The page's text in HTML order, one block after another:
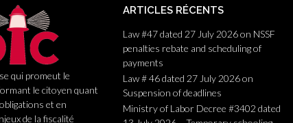
qui promeut le
le citoyen quant
et en
de la fiscalité
ARTICLES RÉCENTS
Law #47 dated 27 July 2026 on NSSF
penalties rebate and scheduling of
payments
Law # 46 dated 27 July 2026 on
Suspension of deadlines
Ministry of Labor Decree #3402 dated